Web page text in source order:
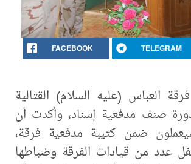
FACEBOOK TELEGRAM
العباس (عليه السلام) القتالية
صنف مدفعية إسناد، وأكدت أن
ضمن كتيبة مدفعية فرقة،
عدد من قيادات الفرقة وضباطها